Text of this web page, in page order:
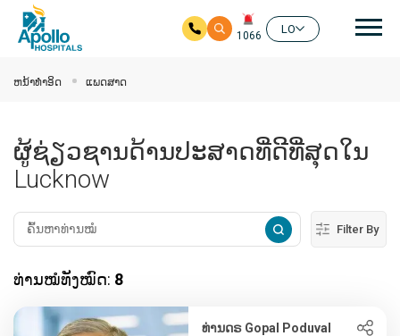
ຊີ້ນໍ
1066
LO
ຫນ້າທໍາອິດ ແພດສາດ
ຜູ້ຊ່ຽວຊານດ້ານປະສາດທີ່ດີທີ່ສຸດໃນ
Lucknow
Filter By
ທ່ານໝໍທັງໝົດ: 8
ທ່ານດຣ Gopal Poduval